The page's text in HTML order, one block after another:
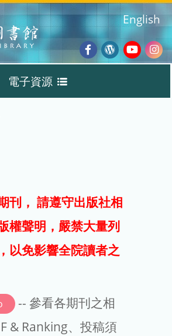
Facebook
Wordpress
English
電子資源
電子期刊
試用
文章處理費
刊， 請遵守出版社相
權聲明，嚴禁大量列
以免影響全院讀者之
-- 參看各期刊之相
& Ranking、投稿須